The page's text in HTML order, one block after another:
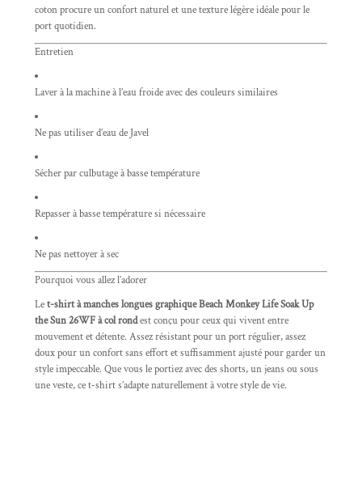
coton procure un confort naturel et une texture légère idéale pour le
port quotidien.
Entretien
Laver à la machine à l’eau froide avec des couleurs similaires
Ne pas utiliser d’eau de Javel
Sécher par culbutage à basse température
Repasser à basse température si nécessaire
Ne pas nettoyer à sec
Pourquoi vous allez l’adorer
Let-shirt à manches longues graphique Beach Monkey Life Soak Up
the Sun 26WF à col rondest conçu pour ceux qui vivent entre
mouvement et détente. Assez résistant pour un port régulier, assez
doux pour un confort sans effort et suffisamment ajusté pour garder un
style impeccable. Que vous le portiez avec des shorts, un jeans ou sous
une veste, ce t-shirt s’adapte naturellement à votre style de vie.